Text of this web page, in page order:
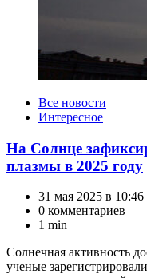
КатегорииВсе новости
Интересное
На Солнце
плазмы в 2025 году
31 мая 2025 в 10:46
0 комментариев
1 min
Солнечная активность
ученые